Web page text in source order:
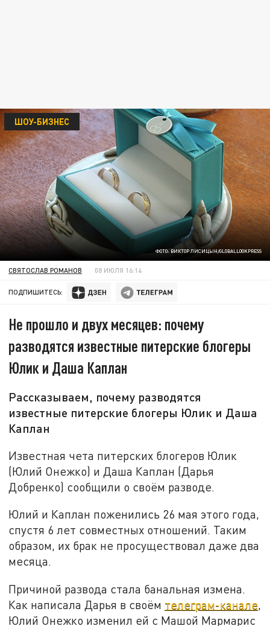
ФОТО: ВИКТОР ЛИСИЦЫН/GLOBALLOOKPRESS
ШОУ-БИЗНЕС
СВЯТОСЛАВ РОМАНОВ 08 ИЮЛЯ 16:14
ПОДПИШИТЕСЬ:
Не прошло и двух месяцев: почему
разводятся известные питерские блогеры
Юлик и Даша Каплан
Рассказываем, почему разводятся
известные питерские блогеры Юлик и Даша
Каплан
Известная чета питерских блогеров Юлик
(Юлий Онежко) и Даша Каплан (Дарья
Добренко) сообщили о своём разводе.
Юлий и Каплан поженились 26 мая этого года,
спустя 6 лет совместных отношений. Таким
образом, их брак не просуществовал даже два
месяца.
Причиной развода стала банальная измена.
Как написала Дарья в своём телеграм-канале,
Юлий Онежко изменил ей с Машой Мармарис